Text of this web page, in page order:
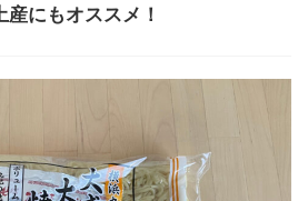
にもオススメ！